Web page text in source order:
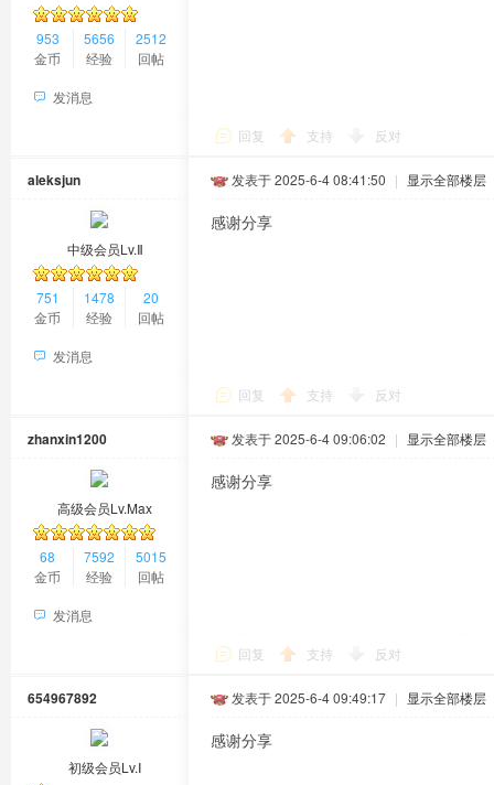
953
金币
5656
经验
2512
回帖
发消息
回复 支持 反对
aleksjun
中级会员Lv.Ⅱ
751
金币
1478
经验
20
回帖
发消息
发表于 2025-6-4 08:41:50 | 显示全部楼层
感谢分享
回复 支持 反对
zhanxin1200
高级会员Lv.Max
68
金币
7592
经验
5015
回帖
发消息
发表于 2025-6-4 09:06:02 | 显示全部楼层
感谢分享
回复 支持 反对
654967892
初级会员Lv.Ⅰ
发表于 2025-6-4 09:49:17 | 显示全部楼层
感谢分享